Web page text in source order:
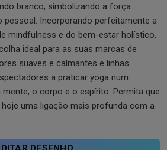
branco, simbolizando a força
Incorporando perfeitamente a
mindfulness e do bem-estar holístico,
ideal para as suas marcas de
suaves e calmantes e linhas
a praticar yoga num
o corpo e o espírito. Permita que
uma ligação mais profunda com a